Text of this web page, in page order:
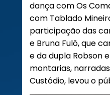
dança com Os
com Tablado
participação das
e Bruna Fulô, que
e da dupla Robson
montarias,
Custódio, levou o